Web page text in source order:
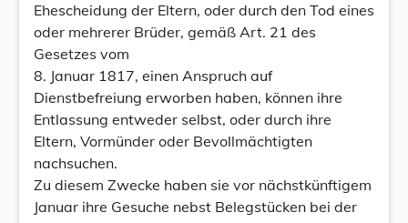
Ehescheidung der Eltern, oder durch den Tod eines
oder mehrerer Brüder, gemäß Art. 21 des
Gesetzes vom
8. Januar 1817, einen Anspruch auf
Dienstbefreiung erworben haben, können ihre
Entlassung entweder selbst, oder durch ihre
Eltern, Vormünder oder Bevollmächtigten
nachsuchen.
Zu diesem Zwecke haben sie vor nächstkünftigem
Januar ihre Gesuche nebst Belegstücken bei der